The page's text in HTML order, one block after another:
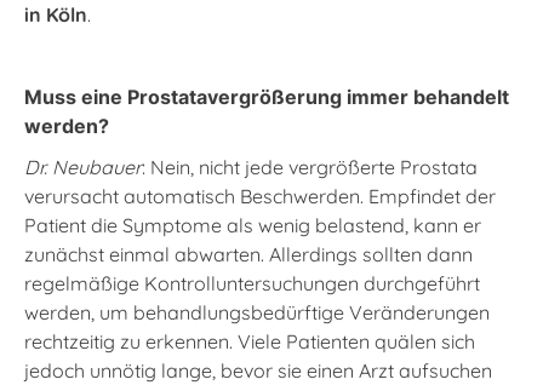
in Köln.
Muss eine Prostatavergrößerung immer behandelt
werden?
Dr. Neubauer: Nein, nicht jede vergrößerte Prostata
verursacht automatisch Beschwerden. Empfindet der
Patient die Symptome als wenig belastend, kann er
zunächst einmal abwarten. Allerdings sollten dann
regelmäßige Kontrolluntersuchungen durchgeführt
werden, um behandlungsbedürftige Veränderungen
rechtzeitig zu erkennen. Viele Patienten quälen sich
jedoch unnötig lange, bevor sie einen Arzt aufsuchen